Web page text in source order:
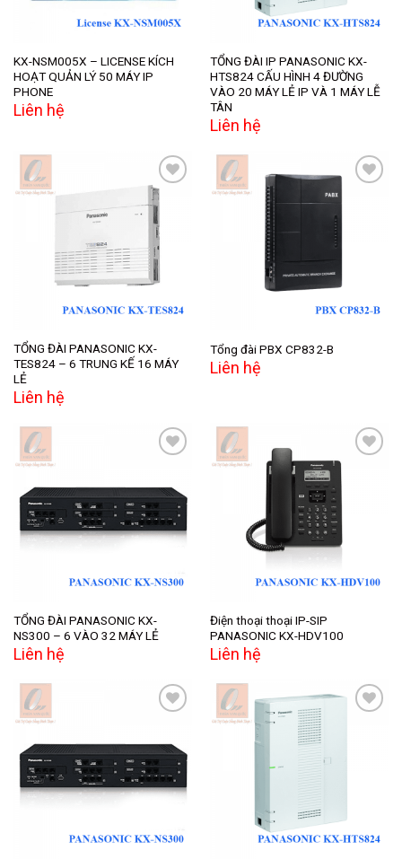
KX-NSM005X – LICENSE KÍCH
HOẠT QUẢN LÝ 50 MÁY IP
PHONE
Liên hệ
TỔNG ĐÀI IP PANASONIC KX-
HTS824 CẤU HÌNH 4 ĐƯỜNG
VÀO 20 MÁY LẺ IP VÀ 1 MÁY LỄ
TÂN
Liên hệ
Add to
wishlist
TỔNG ĐÀI PANASONIC KX-
TES824 – 6 TRUNG KẾ 16 MÁY
LẺ
Liên hệ
Tổng đài PBX CP832-B
Liên hệ
Add to
wishlist
TỔNG ĐÀI PANASONIC KX-
NS300 – 6 VÀO 32 MÁY LẺ
Liên hệ
Điện thoại thoại IP-SIP
PANASONIC KX-HDV100
Liên hệ
Add to
wishlist